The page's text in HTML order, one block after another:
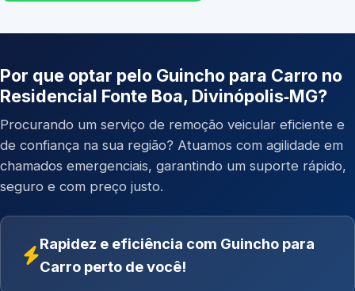
Por que optar pelo Guincho para Carro no
Residencial Fonte Boa, Divinópolis‑MG?
Procurando um serviço de remoção veicular eficiente e
de confiança na sua região? Atuamos com agilidade em
chamados emergenciais, garantindo um suporte rápido,
seguro e com preço justo.
Rapidez e eficiência com Guincho para
Carro perto de você!